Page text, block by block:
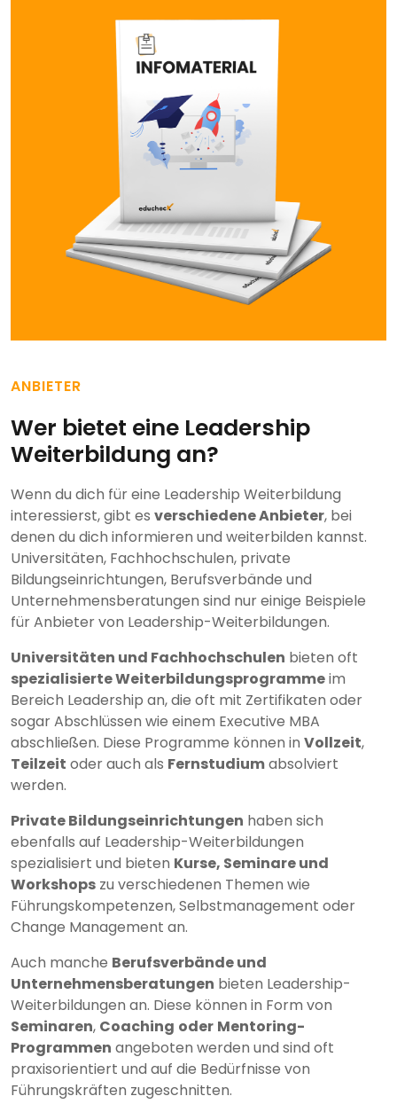
ANBIETER
Wer bietet eine Leadership
Weiterbildung an?
Wenn du dich für eine Leadership Weiterbildung
interessierst, gibt es verschiedene Anbieter, bei
denen du dich informieren und weiterbilden kannst.
Universitäten, Fachhochschulen, private
Bildungseinrichtungen, Berufsverbände und
Unternehmensberatungen sind nur einige Beispiele
für Anbieter von Leadership-Weiterbildungen.
Universitäten und Fachhochschulen bieten oft
spezialisierte Weiterbildungsprogrammeim
Bereich Leadership an, die oft mit Zertifikaten oder
sogar Abschlüssen wie einem Executive MBA
abschließen. Diese Programme können in Vollzeit,
Teilzeit oder auch als Fernstudiumabsolviert
werden.
Private Bildungseinrichtungen haben sich
ebenfalls auf Leadership-Weiterbildungen
spezialisiert und bieten Kurse, Seminare und
Workshops zu verschiedenen Themen wie
Führungskompetenzen, Selbstmanagement oder
Change Management an.
Auch manche Berufsverbände und
Unternehmensberatungen bieten Leadership-
Weiterbildungen an. Diese können in Form von
Seminaren, Coaching oder Mentoring-
Programmen angeboten werden und sind oft
praxisorientiert und auf die Bedürfnisse von
Führungskräften zugeschnitten.